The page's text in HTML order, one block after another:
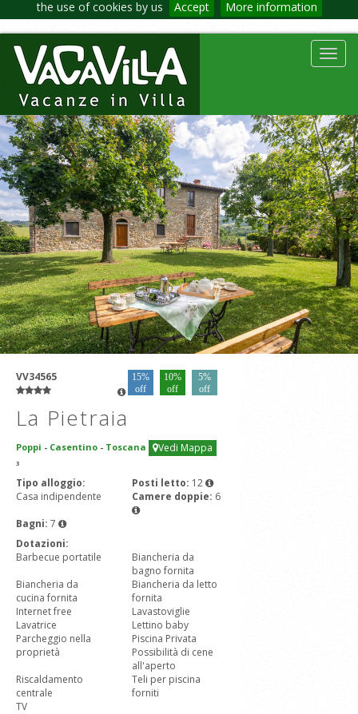
the use of cookies by us Accept More information
VV34565
15%
off
10%
off
5%
off
La Pietraia
Poppi - Casentino - Toscana Vedi Mappa
3
Tipo alloggio:
Casa indipendente
Posti letto: 12
Camere doppie: 6
Bagni: 7
Dotazioni:
Barbecue portatile
Biancheria da
bagno fornita
Biancheria da
cucina fornita
Biancheria da letto
fornita
Internet free
Lavastoviglie
Lavatrice
Lettino baby
Parcheggio nella
proprietà
Piscina Privata
Possibilità di cene
all'aperto
Riscaldamento
centrale
Teli per piscina
forniti
TV